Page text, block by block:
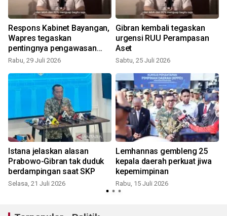
Respons Kabinet Bayangan,
Wapres tegaskan
pentingnya pengawasan
publik
Rabu, 29 Juli 2026
Gibran kembali tegaskan
urgensi RUU Perampasan
Aset
Sabtu, 25 Juli 2026
Istana jelaskan alasan
Prabowo-Gibran tak duduk
berdampingan saat SKP
Selasa, 21 Juli 2026
Lemhannas gembleng 25
kepala daerah perkuat jiwa
kepemimpinan
Rabu, 15 Juli 2026